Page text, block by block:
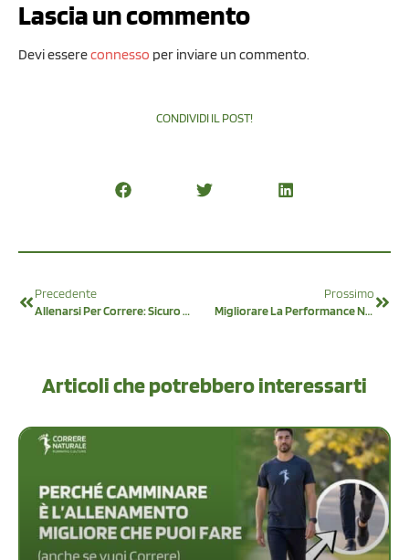
Lascia un commento
Devi essereconnesso per inviare un commento.
CONDIVIDI IL POST!
Precedente
Allenarsi Per Correre: Sicuro Di Avere Un Corpo Da Corridore?
Prossimo
Migliorare La Performance Nella Corsa Secondo La Running Mastery
Articoli che potrebbero interessarti